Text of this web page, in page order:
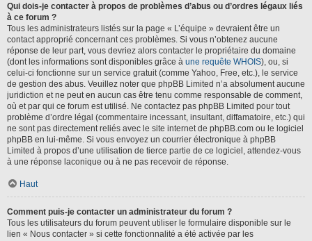
Qui dois-je contacter à propos de problèmes d’abus ou d’ordres légaux liés
à ce forum ?
Tous les administrateurs listés sur la page « L’équipe » devraient être un
contact approprié concernant ces problèmes. Si vous n’obtenez aucune
réponse de leur part, vous devriez alors contacter le propriétaire du domaine
(dont les informations sont disponibles grâce à une requête WHOIS), ou, si
celui-ci fonctionne sur un service gratuit (comme Yahoo, Free, etc.), le service
de gestion des abus. Veuillez noter que phpBB Limited n’a absolument aucune
juridiction et ne peut en aucun cas être tenu comme responsable de comment,
où et par qui ce forum est utilisé. Ne contactez pas phpBB Limited pour tout
problème d’ordre légal (commentaire incessant, insultant, diffamatoire, etc.) qui
ne sont pas directement reliés avec le site internet de phpBB.com ou le logiciel
phpBB en lui-même. Si vous envoyez un courrier électronique à phpBB
Limited à propos d’une utilisation de tierce partie de ce logiciel, attendez-vous
à une réponse laconique ou à ne pas recevoir de réponse.
Haut
Comment puis-je contacter un administrateur du forum ?
Tous les utilisateurs du forum peuvent utiliser le formulaire disponible sur le
lien « Nous contacter » si cette fonctionnalité a été activée par les